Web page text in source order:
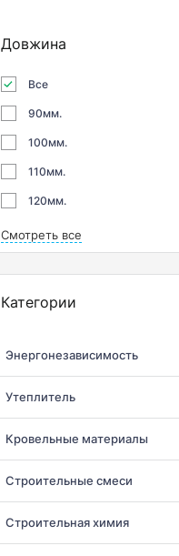
Довжина
Все
90мм.
100мм.
110мм.
120мм.
Смотреть все
Категории
Энергонезависимость
Утеплитель
Кровельные материалы
Строительные смеси
Строительная химия